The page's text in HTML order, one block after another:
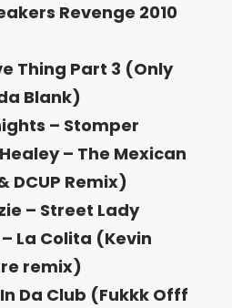
Revenge 2010
Thing Part 3 (Only
Blank)
– Stomper
– The Mexican
DCUP Remix)
– Street Lady
La Colita (Kevin
remix)
Da Club (Fukkk Offf